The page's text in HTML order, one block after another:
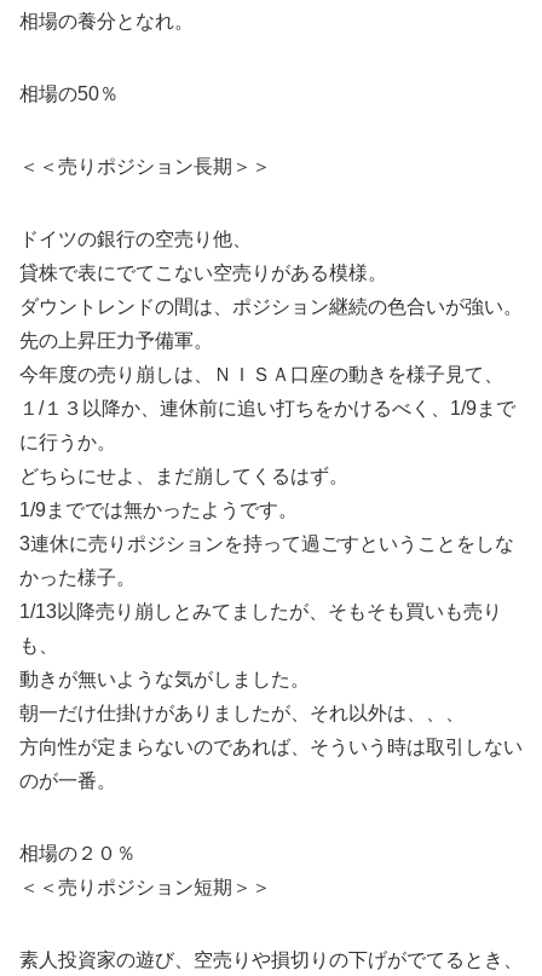
相場の養分となれ。
相場の50％
＜＜売りポジション長期＞＞
ドイツの銀行の空売り他、
貸株で表にでてこない空売りがある模様。
ダウントレンドの間は、ポジション継続の色合いが強い。
先の上昇圧力予備軍。
今年度の売り崩しは、ＮＩＳＡ口座の動きを様子見て、
１/１３以降か、連休前に追い打ちをかけるべく、1/9まで
に行うか。
どちらにせよ、まだ崩してくるはず。
1/9まででは無かったようです。
3連休に売りポジションを持って過ごすということをしな
かった様子。
1/13以降売り崩しとみてましたが、そもそも買いも売り
も、
動きが無いような気がしました。
朝一だけ仕掛けがありましたが、それ以外は、、、
方向性が定まらないのであれば、そういう時は取引しない
のが一番。
相場の２０％
＜＜売りポジション短期＞＞
素人投資家の遊び、空売りや損切りの下げがでてるとき、